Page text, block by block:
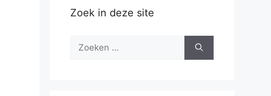
Zoek in deze site
Zoek